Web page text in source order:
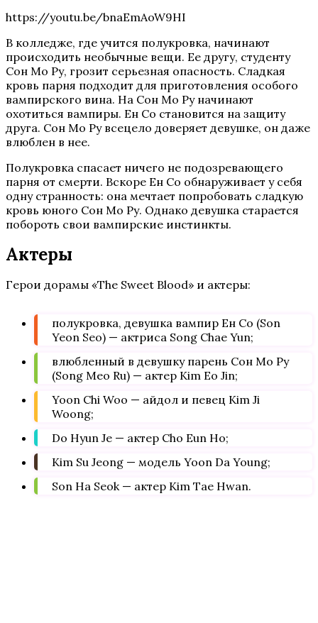
https://youtu.be/bnaEmAoW9HI
В колледже, где учится полукровка, начинают
происходить необычные вещи. Ее другу, студенту
Сон Мо Ру, грозит серьезная опасность. Сладкая
кровь парня подходит для приготовления особого
вампирского вина. На Сон Мо Ру начинают
охотиться вампиры. Ен Со становится на защиту
друга. Сон Мо Ру всецело доверяет девушке, он даже
влюблен в нее.
Полукровка спасает ничего не подозревающего
парня от смерти. Вскоре Ен Со обнаруживает у себя
одну странность: она мечтает попробовать сладкую
кровь юного Сон Мо Ру. Однако девушка старается
побороть свои вампирские инстинкты.
Актеры
Герои дорамы «The Sweet Blood» и актеры:
полукровка, девушка вампир Ен Со (Son
Yeon Seo) — актриса Song Chae Yun;
влюбленный в девушку парень Сон Мо Ру
(Song Meo Ru) — актер Kim Eo Jin;
Yoon Chi Woo — айдол и певец Kim Ji
Woong;
Do Hyun Je — актер Cho Eun Ho;
Kim Su Jeong — модель Yoon Da Young;
Son Ha Seok — актер Kim Tae Hwan.